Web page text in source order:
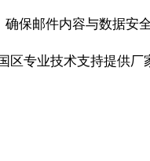
保邮件内容与数据安全
区专业技术支持提供厂